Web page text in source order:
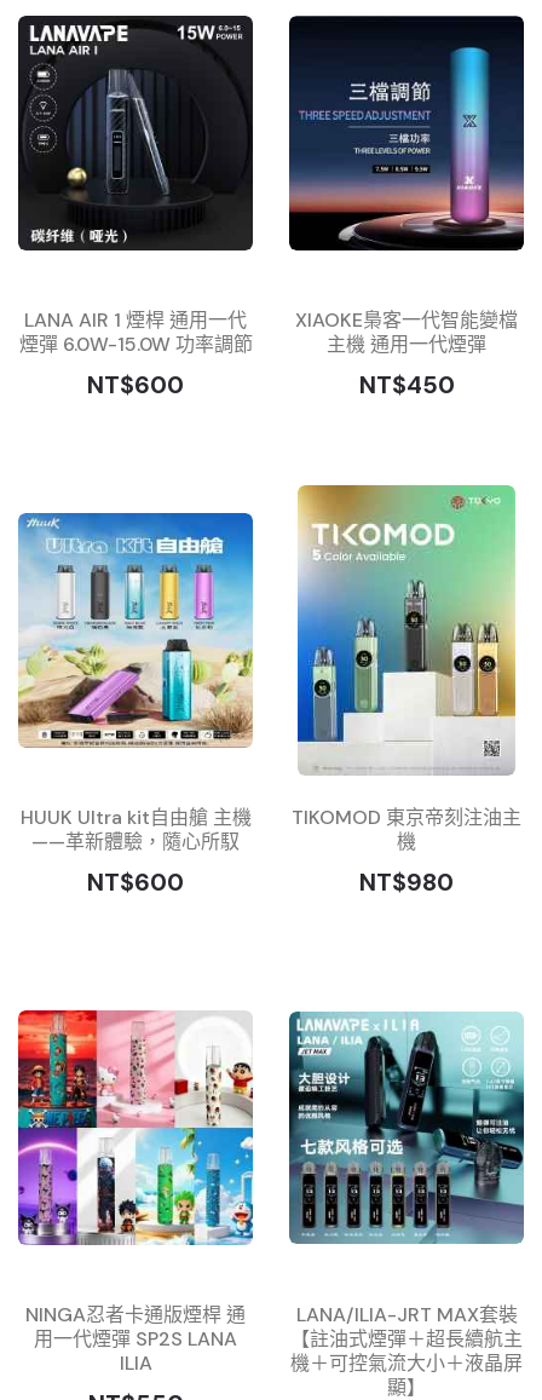
LANA AIR 1 煙桿 通用一代
煙彈 6.0W-15.0W 功率調節
NT$600
XIAOKE梟客一代智能變檔
主機 通用一代煙彈
NT$450
HUUK Ultra kit自由艙 主機
——革新體驗，隨心所馭
NT$600
TIKOMOD 東京帝刻注油主
機
NT$980
NINGA忍者卡通版煙桿 通
用一代煙彈 SP2S LANA
ILIA
LANA/ILIA-JRT MAX套裝
【註油式煙彈＋超長續航主
機＋可控氣流大小＋液晶屏
顯】